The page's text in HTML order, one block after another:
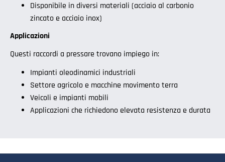
Disponibile in diversi materiali (acciaio al carbonio
zincato e acciaio inox)
Applicazioni
Questi raccordi a pressare trovano impiego in:
Impianti oleodinamici industriali
Settore agricolo e macchine movimento terra
Veicoli e impianti mobili
Applicazioni che richiedono elevata resistenza e durata